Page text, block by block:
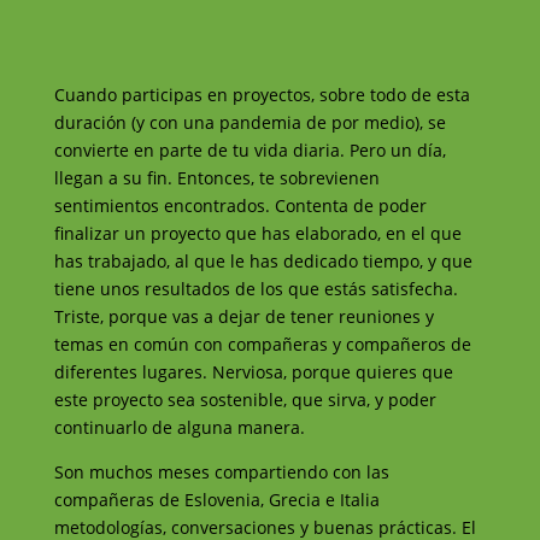
Cuando participas en proyectos, sobre todo de esta
duración (y con una pandemia de por medio), se
convierte en parte de tu vida diaria. Pero un día,
llegan a su fin. Entonces, te sobrevienen
sentimientos encontrados. Contenta de poder
finalizar un proyecto que has elaborado, en el que
has trabajado, al que le has dedicado tiempo, y que
tiene unos resultados de los que estás satisfecha.
Triste, porque vas a dejar de tener reuniones y
temas en común con compañeras y compañeros de
diferentes lugares. Nerviosa, porque quieres que
este proyecto sea sostenible, que sirva, y poder
continuarlo de alguna manera.
Son muchos meses compartiendo con las
compañeras de Eslovenia, Grecia e Italia
metodologías, conversaciones y buenas prácticas. El